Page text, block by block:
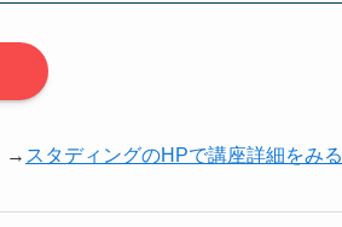
→ スタディングのHPで講座詳細をみる